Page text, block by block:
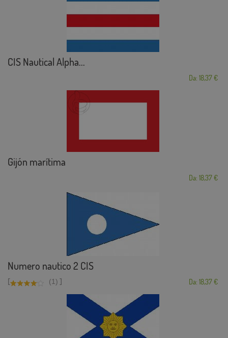
CIS Nautical Alpha...
Da: 18,37 €
Gijón marítima
Da: 18,37 €
Numero nautico 2 CIS
[ (1) ] Da: 18,37 €